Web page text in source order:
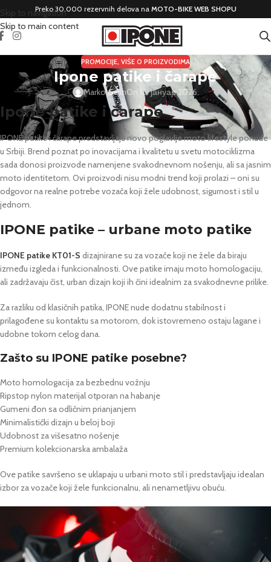
Skip to navigation
Skip to main content
Preko 30.000 rezervnih delova na MOTO-BIKE WEB SHOPU
PROMOCIJE, VIŠE O PROIZVODIMA
Ipone patike i čarape
Marko GajinOn 16. јануар 2026.
Ipone patike i čarape
IPONE patike i čarape predstavljaju novo poglavlje moto lifestyle ponude
u Srbiji. Brend poznat po inovacijama i kvalitetu u svetu motociklizma
sada donosi proizvode namenjene svakodnevnom nošenju, ali sa jasnim
moto identitetom. Ovi proizvodi nisu modni trend koji prolazi – oni su
odgovor na realne potrebe vozača koji žele udobnost, sigurnost i stil u
jednom.
IPONE patike – urbane moto patike
IPONE patike KT01-S dizajnirane su za vozače koji ne žele da biraju
između izgleda i funkcionalnosti. Ove patike imaju moto homologaciju,
ali zadržavaju čist, urban dizajn koji ih čini idealnim za svakodnevne prilike.
Za razliku od klasičnih patika, IPONE nude dodatnu stabilnost i
prilagođene su kontaktu sa motorom, dok istovremeno ostaju lagane i
udobne tokom celog dana.
Zašto su IPONE patike posebne?
Moto homologacija za bezbednu vožnju
Ripstop nylon materijal otporan na habanje
Gumeni đon sa odličnim prianjanjem
Minimalistički dizajn u beloj boji
Udobnost za višesatno nošenje
Premium kolekcionarska ambalaža
Ove patike savršeno se uklapaju u urbani moto stil i predstavljaju idealan
izbor za vozače koji žele funkcionalnu, ali nenametljivu obuću.